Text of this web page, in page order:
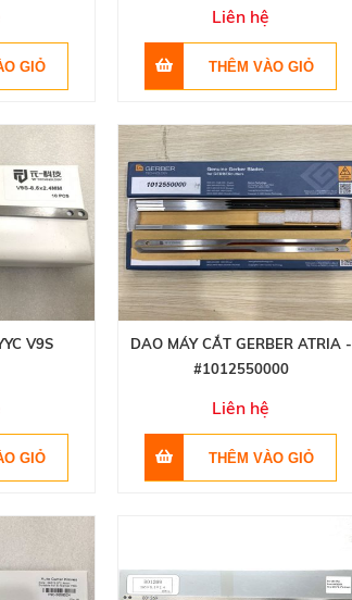
Liên hệ
V9S
DAO MÁY CẮT GERBER ATRIA -
#1012550000
Liên hệ